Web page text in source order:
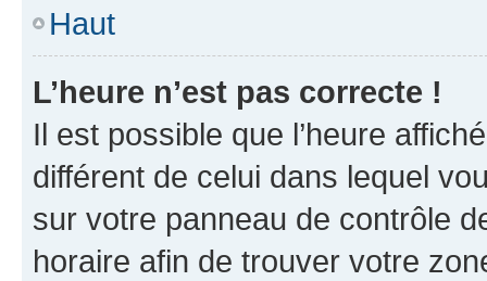
Haut
L’heure n’est pas correcte !
Il est possible que l’heure
différent de celui dans lequel
sur votre panneau de contrôle
horaire afin de trouver votre